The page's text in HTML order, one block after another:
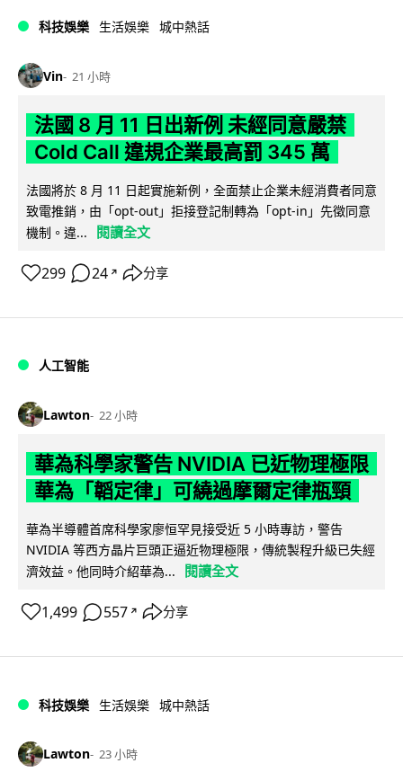
科技娛樂 生活娛樂 城中熱話
Vin 21 小時
法國 8 月 11 日出新例 未經同意嚴禁
Cold Call 違規企業最高罰 345 萬
法國將於 8 月 11 日起實施新例，全面禁止企業未經消費者同意
致電推銷，由「opt-out」拒接登記制轉為「opt-in」先徵同意
機制。違...
閱讀全文
299 24 ↗ 分享
人工智能
Lawton 22 小時
華為科學家警告 NVIDIA 已近物理極限
華為「韜定律」可繞過摩爾定律瓶頸
華為半導體首席科學家廖恒罕見接受近 5 小時專訪，警告
NVIDIA 等西方晶片巨頭正逼近物理極限，傳統製程升級已失經
濟效益。他同時介紹華為...
閱讀全文
1,499 557 ↗ 分享
科技娛樂 生活娛樂 城中熱話
Lawton 23 小時